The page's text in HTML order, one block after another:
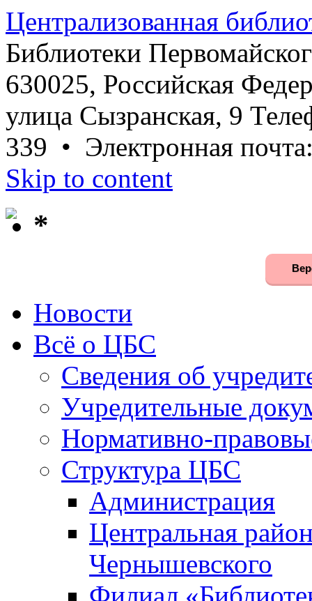
Централизованная
Библиотеки
630025, Российская
улица Сызранская, 9
339 • Электронная
Skip to content
*
Новости
Всё о ЦБС
Сведения об
Учредительные
Нормативно-
Структура ЦБС
Администрация
Центральная
Чернышевского
Филиал